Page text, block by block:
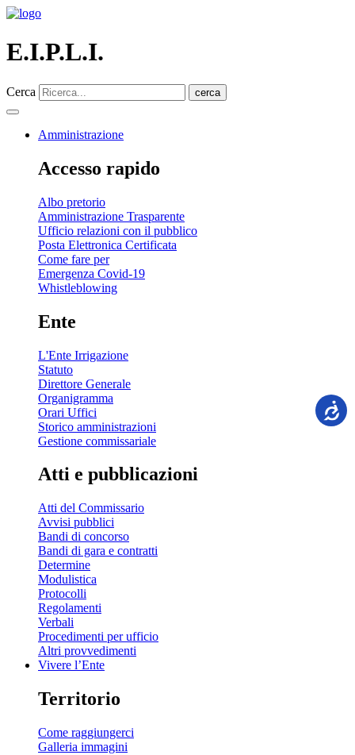
E.I.P.L.I.
Cerca cerca
Amministrazione
Accesso rapido
Albo pretorio
Amministrazione Trasparente
Ufficio relazioni con il pubblico
Posta Elettronica Certificata
Come fare per
Emergenza Covid-19
Whistleblowing
Ente
L'Ente Irrigazione
Statuto
Direttore Generale
Organigramma
Orari Uffici
Storico amministrazioni
Gestione commissariale
Atti e pubblicazioni
Atti del Commissario
Avvisi pubblici
Bandi di concorso
Bandi di gara e contratti
Determine
Modulistica
Protocolli
Regolamenti
Verbali
Procedimenti per ufficio
Altri provvedimenti
Vivere l’Ente
Territorio
Come raggiungerci
Galleria immagini